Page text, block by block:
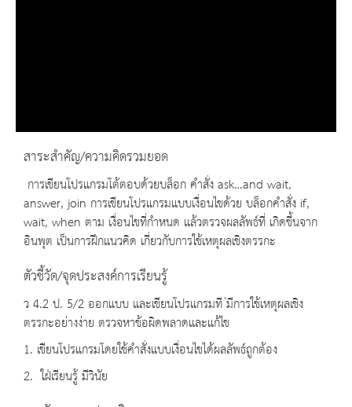
สาระสำคัญ/ความคิดรวมยอด
การเขียนโปรแกรมโต้ตอบด้วยบล็อก คำสั่ง ask…and wait,
answer, join การเขียนโปรแกรมแบบเงื่อนไขด้วย บล็อกคำสั่ง if,
wait, when ตาม เงื่อนไขที่กำหนด แล้วตรวจผลลัพธ์ที่ เกิดขึ้นจาก
อินพุต เป็นการฝึกแนวคิด เกี่ยวกับการใช้เหตุผลเชิงตรรกะ
ตัวชี้วัด/จุดประสงค์การเรียนรู้
ว 4.2 ป. 5/2 ออกแบบ และเขียนโปรแกรมที ่มีการใช้เหตุผลเชิง
ตรรกะอย่างง่าย ตรวจหาข้อผิดพลาดและแก้ไข
1. เขียนโปรแกรมโดยใช้คำสั่งแบบเงื่อนไขได้ผลลัพธ์ถูกต้อง
2. ใฝ่เรียนรู้ มีวินัย